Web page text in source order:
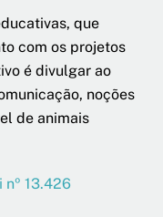
que
com os projetos
é divulgar ao
noções
de animais
nº 13.426